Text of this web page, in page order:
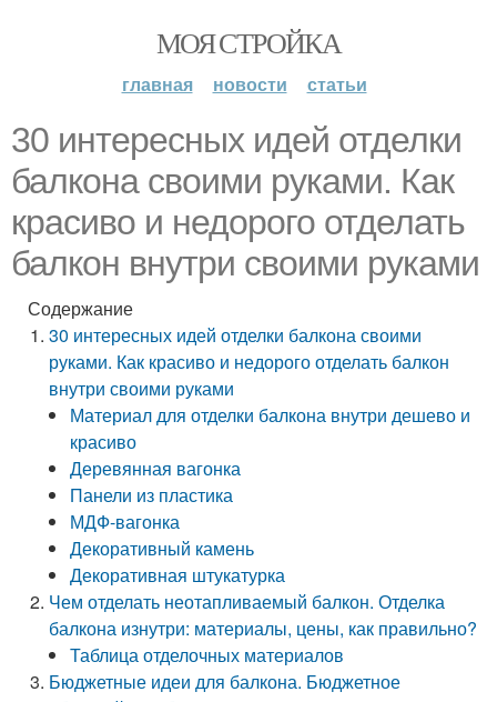
МОЯ СТРОЙКА
главная новости статьи
30 интересных идей отделки
балкона своими руками. Как
красиво и недорого отделать
балкон внутри своими руками
Содержание
30 интересных идей отделки балкона своими
руками. Как красиво и недорого отделать балкон
внутри своими руками
Материал для отделки балкона внутри дешево и
красиво
Деревянная вагонка
Панели из пластика
МДФ-вагонка
Декоративный камень
Декоративная штукатурка
Чем отделать неотапливаемый балкон. Отделка
балкона изнутри: материалы, цены, как правильно?
Таблица отделочных материалов
Бюджетные идеи для балкона. Бюджетное